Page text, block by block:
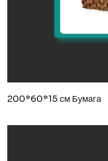
200*60*15 см Бумага